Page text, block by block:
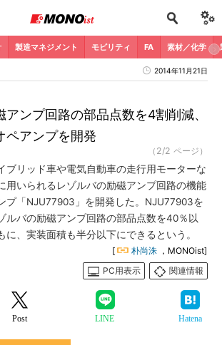
製造マネジメント モビリティ FA 素材／化学
2014年11月21日
アンプ回路の部品点数を4割削減、
ペアンプを開発
（2/2 ページ）
ブリッド車や電気自動車の走行用モーターな
用いられるレゾルバの励磁アンプ回路の機能
プ「NJU77903」を開発した。NJU77903を
ルバの励磁アンプ回路の部品点数を40％以
に、実装面積も半分以下にできるという。
[ 朴尚洙 ，MONOist]
PC用表示
関連情報
Post LINE Hatena